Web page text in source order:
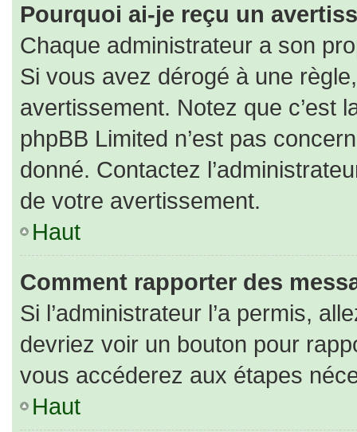
Pourquoi ai-je reçu un
Chaque administrateur a son
Si vous avez dérogé à une
avertissement. Notez que c’est
phpBB Limited n’est pas
donné. Contactez
de votre avertissement.
Haut
Comment rapporter des
Si l’administrateur l’a permis,
devriez voir un bouton pour
vous accéderez aux étapes
Haut